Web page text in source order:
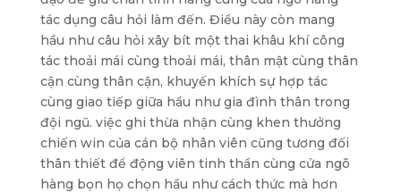
tác dụng câu hỏi làm đến. Điều này còn mang
hầu như câu hỏi xây bít một thai khâu khí công
tác thoải mái cùng thoải mái, thân mật cùng thân
cận cùng thân cận, khuyến khích sự hợp tác
cùng giao tiếp giữa hầu như gia đình thân trong
đội ngũ. việc ghi thừa nhận cùng khen thưởng
chiến win của cán bộ nhân viên cũng tương đối
thân thiết để động viên tinh thần cùng cửa ngõ
hàng bọn họ chọn hầu như cách thức mà hơn